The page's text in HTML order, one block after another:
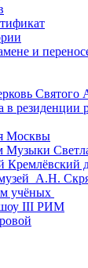
и
Святого
в резиденции
Москвы
Кремлёвский
А.Н.
учёных
шоу III РИМ